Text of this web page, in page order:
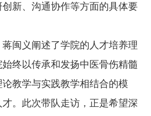
新、沟通协作等方面的具体要
义阐述了学院的人才培养理
终以传承和发扬中医骨伤精髓
教学与实践教学相结合的模
。此次带队走访，正是希望深